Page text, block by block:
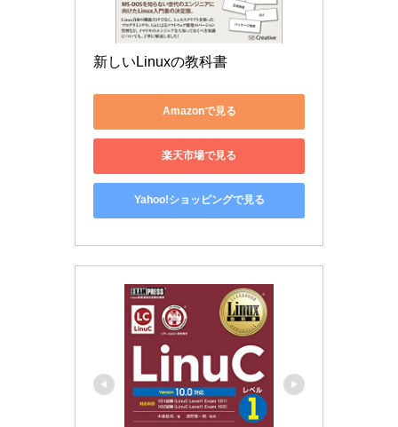
新しいLinuxの教科書
Amazonで見る
楽天市場で見る
Yahoo!ショッピングで見る